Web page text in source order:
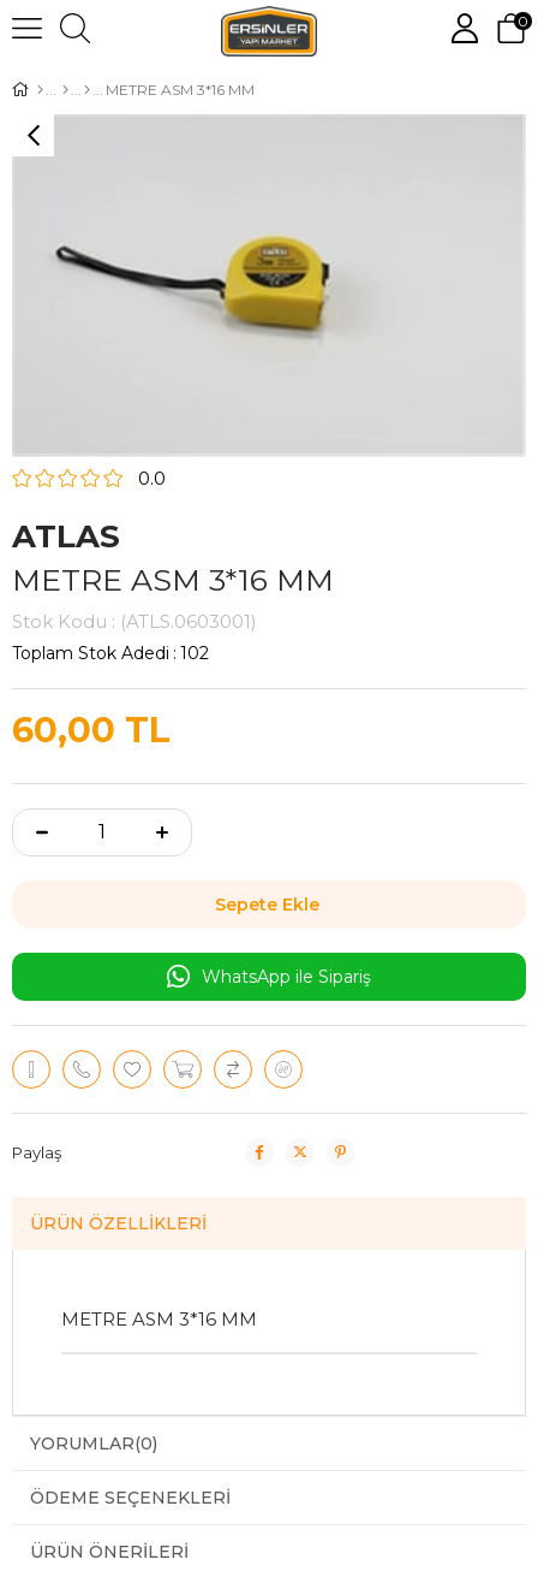
0
METRE ASM 3*16 MM
0.0
ATLAS
METRE ASM 3*16 MM
Stok Kodu (ATLS.0603001)
Toplam Stok Adedi : 102
60,00 TL
WhatsApp ile Sipariş
Paylaş
ÜRÜN ÖZELLIKLERI
METRE ASM 3*16 MM
YORUMLAR(0)
ÖDEME SEÇENEKLERI
ÜRÜN ÖNERILERI